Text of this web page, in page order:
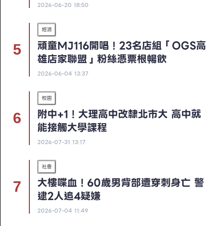
2026-06-20 18:50
經濟
頑童MJ116開唱！23名店組「OGS高
雄店家聯盟」粉絲憑票根暢飲
2026-06-04 13:37
校園
附中+1！大理高中改隸北市大 高中就
能接觸大學課程
2026-07-31 13:17
社會
大樓喋血！60歲男背部遭穿刺身亡 警
逮2人追4疑嫌
2026-07-04 11:49